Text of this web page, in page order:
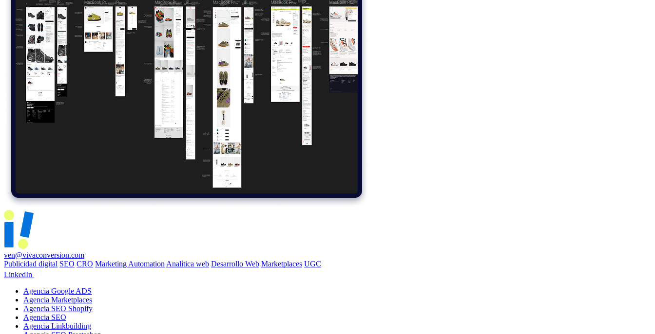
ven@vivaconversion.com
Publicidad digital SEO CRO Marketing Automation Analítica web Desarrollo Web Marketplaces UGC
LinkedIn
Agencia Google ADS
Agencia Marketplaces
Agencia SEO Shopify
Agencia SEO
Agencia Linkbuilding